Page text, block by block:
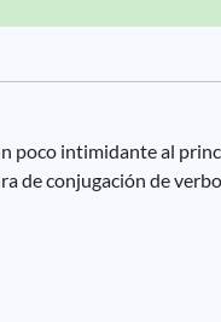
poco intimidante al
de conjugación de